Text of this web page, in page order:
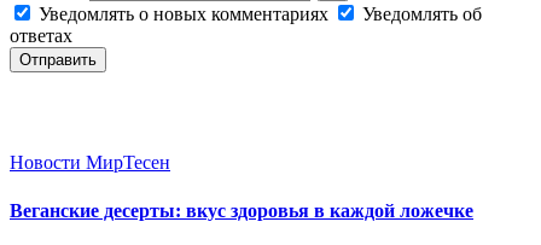
Уведомлять о новых комментариях
Уведомлять об
ответах
Отправить
Новости МирТесен
Веганские десерты: вкус здоровья в каждой ложечке